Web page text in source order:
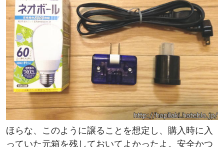
ほらな、このように譲ることを想定し、購入時に入
っていた元箱を残しておいてよかったよ。安全かつ